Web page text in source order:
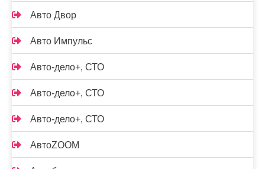
Авто Двор
Авто Импульс
Авто-дело+, СТО
Авто-дело+, СТО
Авто-дело+, СТО
АвтоZOOM